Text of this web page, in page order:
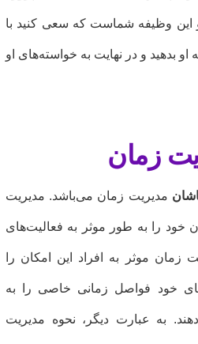
وظیفه شماست که سعی کنید با
بدهید و در نهایت به خواسته‌های او
زمان
مدیریت زمان می‌باشد. مدیریت
را به طور موثر به فعالیت‌های
موثر به افراد این امکان را
خود فواصل زمانی خاصی را به
به عبارت دیگر، نحوه مدیریت